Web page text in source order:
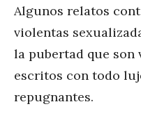
Algunos relatos
violentas
la pubertad que son
escritos con todo
repugnantes.